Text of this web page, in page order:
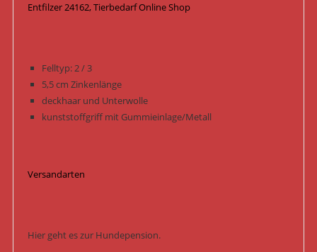
Entfilzer 24162, Tierbedarf Online Shop
Felltyp: 2 / 3
5,5 cm Zinkenlänge
deckhaar und Unterwolle
kunststoffgriff mit Gummieinlage/Metall
Versandarten
Hier geht es zur Hundepension.